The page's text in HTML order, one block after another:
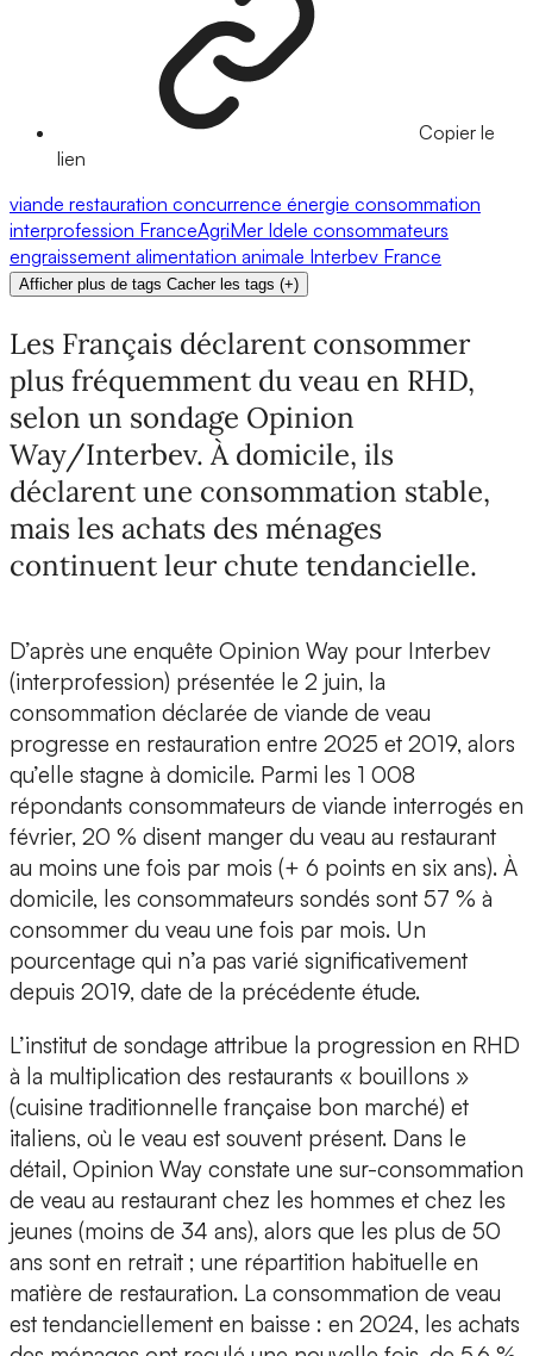
Copier le
lien
viande restauration concurrence énergie consommation
interprofession FranceAgriMer Idele consommateurs
engraissement alimentation animale Interbev France
Afficher plus de tags Cacher les tags (+)
Les Français déclarent consommer
plus fréquemment du veau en RHD,
selon un sondage Opinion
Way/Interbev. À domicile, ils
déclarent une consommation stable,
mais les achats des ménages
continuent leur chute tendancielle.
D’après une enquête Opinion Way pour Interbev
(interprofession) présentée le 2 juin, la
consommation déclarée de viande de veau
progresse en restauration entre 2025 et 2019, alors
qu’elle stagne à domicile. Parmi les 1 008
répondants consommateurs de viande interrogés en
février, 20 % disent manger du veau au restaurant
au moins une fois par mois (+ 6 points en six ans). À
domicile, les consommateurs sondés sont 57 % à
consommer du veau une fois par mois. Un
pourcentage qui n’a pas varié significativement
depuis 2019, date de la précédente étude.
L’institut de sondage attribue la progression en RHD
à la multiplication des restaurants « bouillons »
(cuisine traditionnelle française bon marché) et
italiens, où le veau est souvent présent. Dans le
détail, Opinion Way constate une sur-consommation
de veau au restaurant chez les hommes et chez les
jeunes (moins de 34 ans), alors que les plus de 50
ans sont en retrait ; une répartition habituelle en
matière de restauration. La consommation de veau
est tendanciellement en baisse : en 2024, les achats